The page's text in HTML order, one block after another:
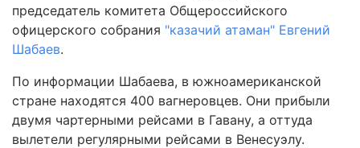
председатель комитета Общероссийского
офицерского собрания "казачий атаман" Евгений
Шабаев.
По информации Шабаева, в южноамериканской
стране находятся 400 вагнеровцев. Они прибыли
двумя чартерными рейсами в Гавану, а оттуда
вылетели регулярными рейсами в Венесуэлу.